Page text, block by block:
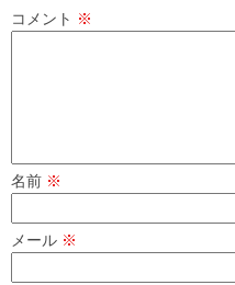
コメント ※
名前 ※
メール ※